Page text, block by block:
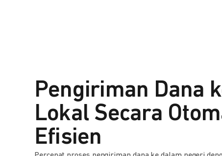
Pengiriman Dana
Lokal Secara
Efisien